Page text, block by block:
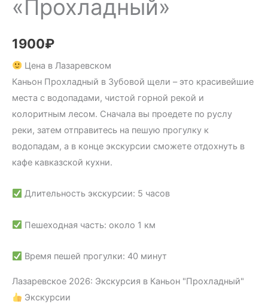
«Прохладный»
1900₽
Цена в Лазаревском
Каньон Прохладный в Зубовой щели – это красивейшие
места с водопадами, чистой горной рекой и
колоритным лесом. Сначала вы проедете по руслу
реки, затем отправитесь на пешую прогулку к
водопадам, а в конце экскурсии сможете отдохнуть в
кафе кавказской кухни.
Длительность экскурсии: 5 часов
Пешеходная часть: около 1 км
Время пешей прогулки: 40 минут
Лазаревское 2026: Экскурсия в Каньон "Прохладный"
Экскурсии